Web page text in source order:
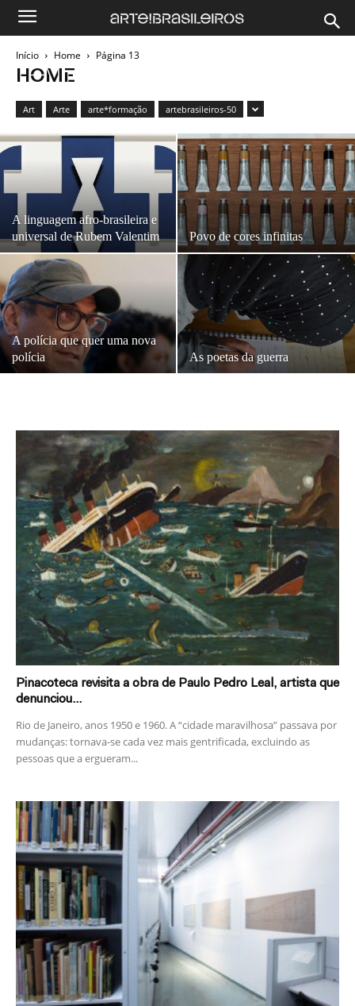
Início Home Página 13
HOME
Art Arte arte*formação artebrasileiros-50
A linguagem afro-brasileira e
universal de Rubem Valentim
Povo de cores infinitas
A polícia que quer uma nova
polícia
As poetas da guerra
Pinacoteca revisita a obra de Paulo Pedro Leal, artista que
denunciou...
Rio de Janeiro, anos 1950 e 1960. A “cidade maravilhosa” passava por
mudanças: tornava-se cada vez mais gentrificada, excluindo as
pessoas que a ergueram...